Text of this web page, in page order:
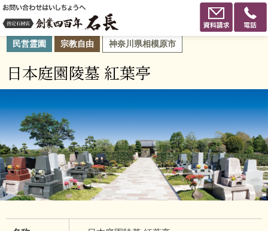
民営霊園 宗教自由 神奈川県相模原市
日本庭園陵墓 紅葉亭